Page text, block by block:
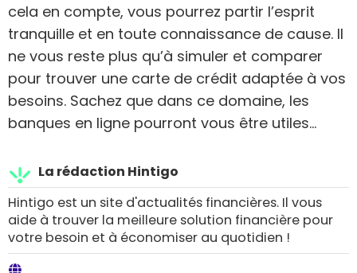
cela en compte, vous pourrez partir l’esprit
tranquille et en toute connaissance de cause. Il
ne vous reste plus qu’à simuler et comparer
pour trouver une carte de crédit adaptée à vos
besoins. Sachez que dans ce domaine, les
banques en ligne pourront vous être utiles…
La rédaction Hintigo
Hintigo est un site d'actualités financières. Il vous
aide à trouver la meilleure solution financière pour
votre besoin et à économiser au quotidien !